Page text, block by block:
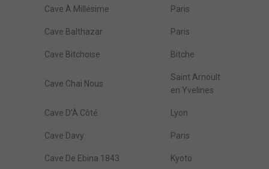
Cave À Millésime Paris
Cave Balthazar Paris
Cave Bitchoise Bitche
Cave Chai Nous
Saint Arnoult
en Yvelines
Cave D'À Côté Lyon
Cave Davy Paris
Cave De Ebina 1843 Kyoto